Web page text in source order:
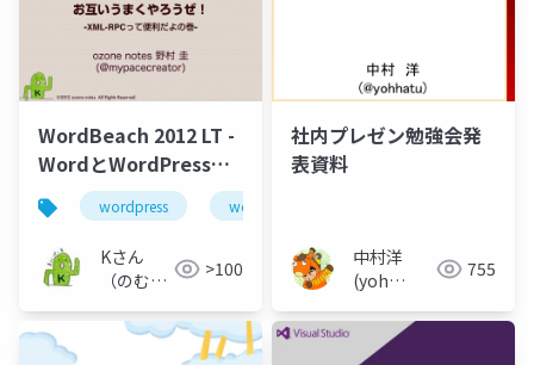
WordBeach 2012 LT -
WordとWordPressは
インドと西インド諸島
くらい違うけどお互い
うまくやろうぜ！
wordpress word
Kさん
（のむら
>100
社内プレゼン勉強会発
表資料
中村洋
(yoh
755